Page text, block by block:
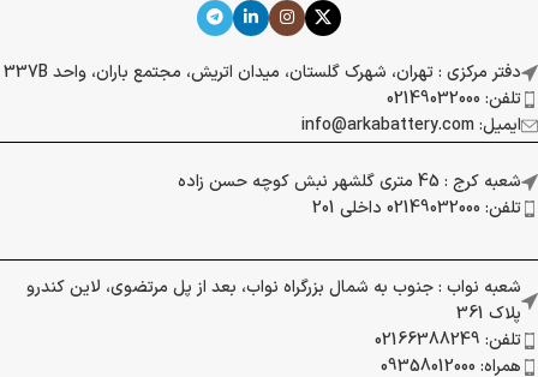
دفتر مرکزی : تهران، شهرک گلستان، میدان اتریش، مجتمع باران، واحد 337B
تلفن: 02149032000
ایمیل: info@arkabattery.com
شعبه کرج : 45 متری گلشهر نبش کوچه حسن زاده
تلفن: 02149032000 داخلی 201
شعبه نواب : جنوب به شمال بزرگراه نواب، بعد از پل مرتضوی، لاین کندرو
پلاک 361
تلفن: 02166388249
همراه: 09358012000